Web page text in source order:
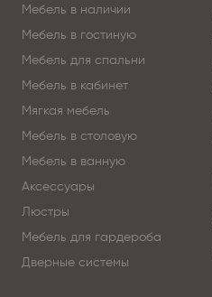
Мебель в наличии
Мебель в гостиную
Мебель для спальни
Мебель в кабинет
Мягкая мебель
Мебель в столовую
Мебель в ванную
Аксессуары
Люстры
Мебель для гардероба
Дверные системы